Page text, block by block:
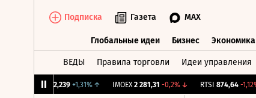
Подписка Газета MAX
Глобальные идеи Бизнес Экономика
ВЕДЫ Правила торговли Идеи управления
12,239 +1,31%↑ IMOEX 2 281,31 -0,2%↓ RTSI 874,64 -1,12%↓